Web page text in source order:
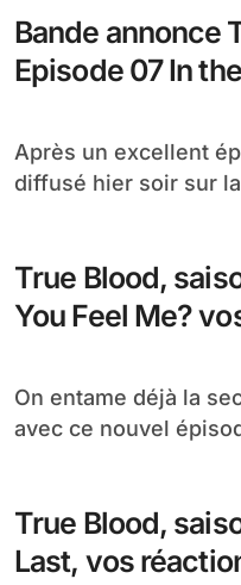
Bande annonce
Episode 07 In
Après un excellent épisode 6×06 de True Blood
diffusé hier soir sur
True Blood,
You Feel Me?
On entame déjà la seconde partie de la saison 6
avec ce nouvel
True Blood,
Last, vos